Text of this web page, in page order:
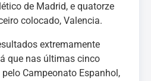
de Madrid, e quatorze
colocado, Valencia.
extremamente
que nas últimas cinco
Campeonato Espanhol,